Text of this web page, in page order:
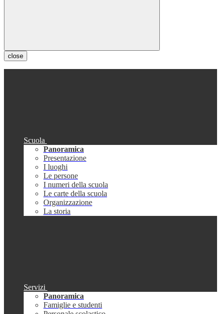
close
Scuola
Panoramica
Presentazione
I luoghi
Le persone
I numeri della scuola
Le carte della scuola
Organizzazione
La storia
Servizi
Panoramica
Famiglie e studenti